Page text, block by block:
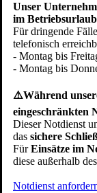
Unser
im
Für dringende
telefonisch
- Montag bis
- Montag bis
⚠️Während
eingeschränkten
Dieser Notdienst
das sichere
FürEinsätze im
diese außerhalb
Notdienst